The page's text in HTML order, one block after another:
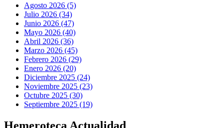
Agosto 2026 (5)
Julio 2026 (34)
Junio 2026 (47)
Mayo 2026 (40)
Abril 2026 (36)
Marzo 2026 (45)
Febrero 2026 (29)
Enero 2026 (20)
Diciembre 2025 (24)
Noviembre 2025 (23)
Octubre 2025 (30)
Septiembre 2025 (19)
Hemeroteca Actualidad